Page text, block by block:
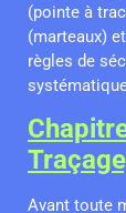
(pointe à
(marteaux)
règles de
Avant toute